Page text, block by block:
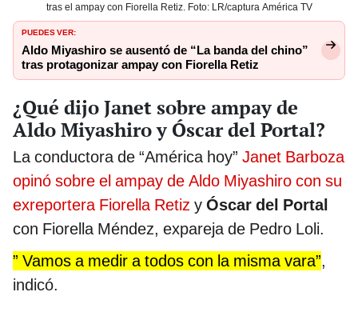
tras el ampay con Fiorella Retiz. Foto: LR/captura América TV
PUEDES VER:
Aldo Miyashiro se ausentó de “La banda del chino”
tras protagonizar ampay con Fiorella Retiz
¿Qué dijo Janet sobre ampay de
Aldo Miyashiro y Óscar del Portal?
La conductora de “América hoy” Janet Barboza
opinó sobre el ampay de Aldo Miyashiro con su
exreportera Fiorella Retiz y Óscar del Portal
con Fiorella Méndez, expareja de Pedro Loli.
” Vamos a medir a todos con la misma vara”,
indicó.